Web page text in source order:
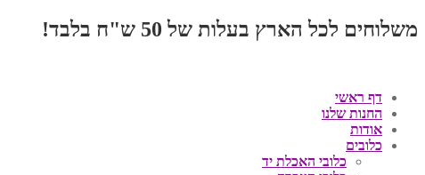
משלוחים לכל הארץ בעלות של 50 ש"ח בלבד!
דף ראשי
החנות שלנו
אודות
כלובים
כלובי האכלת יד